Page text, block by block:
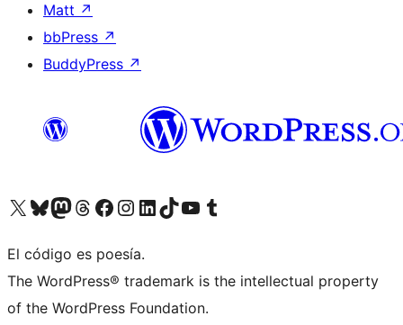
Matt ↗
bbPress ↗
BuddyPress ↗
Visita nuestra cuenta de X (anteriormente Twitter)
Visita nuestra cuenta de Bluesky
Visita nuestra cuenta de Mastodon
Visita nuestra cuenta de Threads
Visita nuestra página de Facebook
Visita nuestra cuenta de Instagram
Visita nuestra cuenta de LinkedIn
Visita nuestra cuenta de TikTok
Visita nuestro canal de YouTube
Visita nuestra cuenta de Tumblr
El código es poesía.
The WordPress® trademark is the intellectual property
of the WordPress Foundation.